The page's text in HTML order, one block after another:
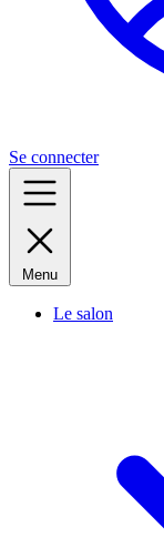
Se connecter
Menu
Le salon